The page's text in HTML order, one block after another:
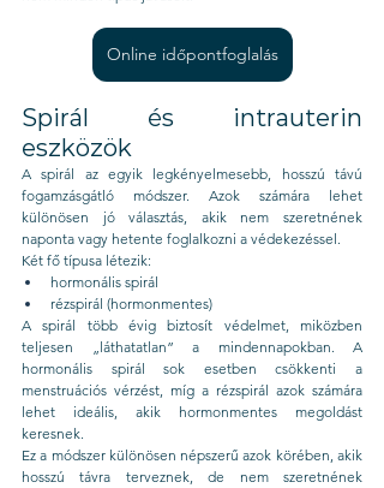
Online időpontfoglalás
Spirál és intrauterin
eszközök
A spirál az egyik legkényelmesebb, hosszú távú
fogamzásgátló módszer. Azok számára lehet
különösen jó választás, akik nem szeretnének
naponta vagy hetente foglalkozni a védekezéssel.
Két fő típusa létezik:
hormonális spirál
rézspirál (hormonmentes)
A spirál több évig biztosít védelmet, miközben
teljesen „láthatatlan” a mindennapokban. A
hormonális spirál sok esetben csökkenti a
menstruációs vérzést, míg a rézspirál azok számára
lehet ideális, akik hormonmentes megoldást
keresnek.
Ez a módszer különösen népszerű azok körében, akik
hosszú távra terveznek, de nem szeretnének